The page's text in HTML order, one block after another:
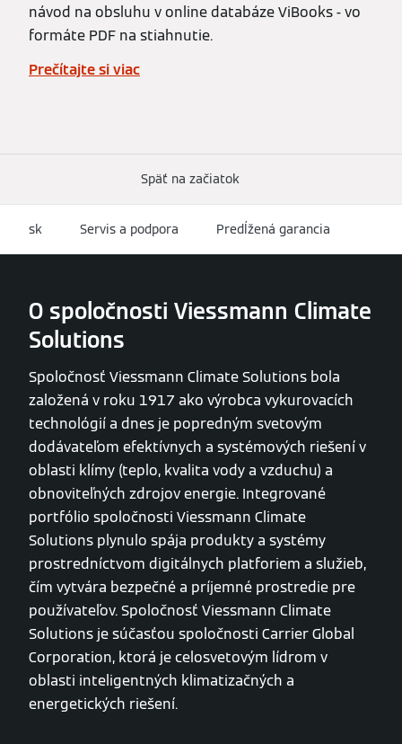
návod na obsluhu v online databáze ViBooks - vo
formáte PDF na stiahnutie.
Prečítajte si viac
Späť na začiatok
sk Servis a podpora Predĺžená garancia
O spoločnosti Viessmann Climate
Solutions
Spoločnosť Viessmann Climate Solutions bola
založená v roku 1917 ako výrobca vykurovacích
technológií a dnes je popredným svetovým
dodávateľom efektívnych a systémových riešení v
oblasti klímy (teplo, kvalita vody a vzduchu) a
obnoviteľných zdrojov energie. Integrované
portfólio spoločnosti Viessmann Climate
Solutions plynulo spája produkty a systémy
prostredníctvom digitálnych platforiem a služieb,
čím vytvára bezpečné a príjemné prostredie pre
používateľov. Spoločnosť Viessmann Climate
Solutions je súčasťou spoločnosti Carrier Global
Corporation, ktorá je celosvetovým lídrom v
oblasti inteligentných klimatizačných a
energetických riešení.